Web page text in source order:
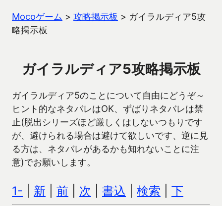
Mocoゲーム > 攻略掲示板 > ガイラルディア5攻
略掲示板
ガイラルディア5攻略掲示板
ガイラルディア5のことについて自由にどうぞ～
ヒント的なネタバレはOK、ずばりネタバレは禁
止(脱出シリーズほど厳しくはしないつもりです
が、避けられる場合は避けて欲しいです、逆に見
る方は、ネタバレがあるかも知れないことに注
意)でお願いします。
1- 新 前 次 書込 検索 下